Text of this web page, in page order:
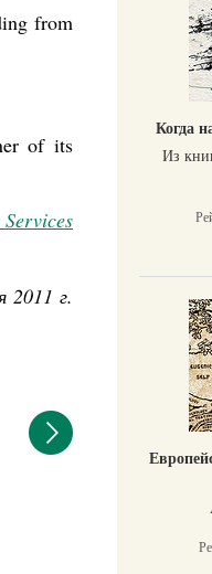
from
of its
2011 г.
Когда
Из